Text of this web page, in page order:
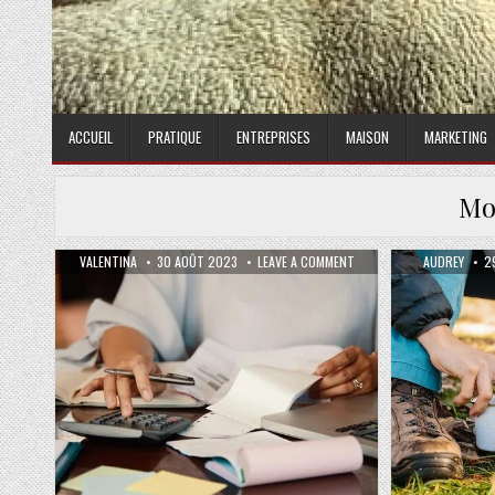
ACCUEIL PRATIQUE ENTREPRISES MAISON MARKETING
AUTHOR:
VALENTINA PUBLISHED DATE:
30 AOÛT 2023 LEAVE A COMMENTON SIMULATION LOI PINEL
AUTHOR:
AUDREY